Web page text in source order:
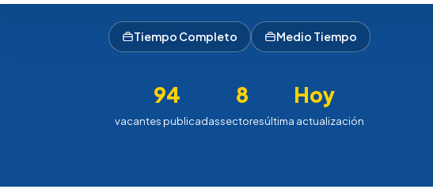
Tiempo Completo Medio Tiempo
94
vacantes publicadas
8
sectores
Hoy
última actualización